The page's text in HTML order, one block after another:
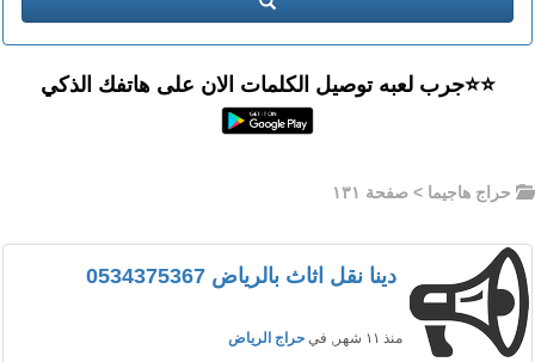
⭐️⭐جرب لعبه توصيل الكلمات الان على هاتفك الذكي
حراج هاجيما > صفحة ١٣١
دينا نقل اثاث بالرياض 0534375367
منذ ١١ شهر , في حراج الرياض